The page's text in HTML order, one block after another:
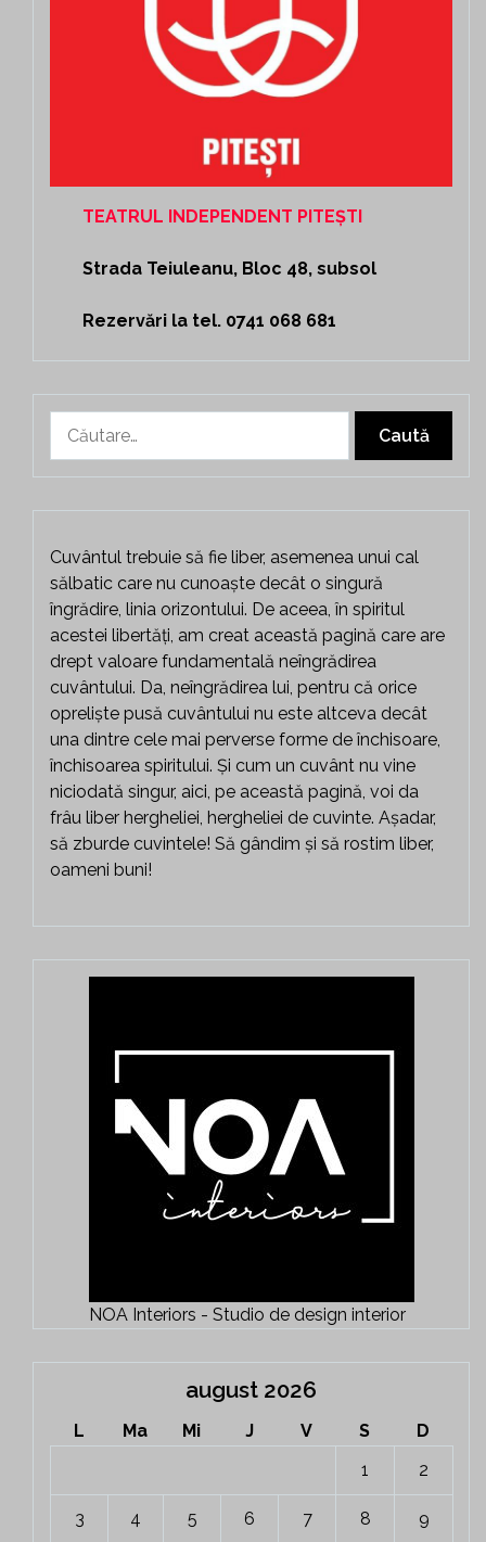
TEATRUL INDEPENDENT PITEȘTI
Strada Teiuleanu, Bloc 48, subsol
Rezervări la tel. 0741 068 681
după:
Cuvântul trebuie să fie liber, asemenea unui cal
sălbatic care nu cunoaște decât o singură
îngrădire, linia orizontului. De aceea, în spiritul
acestei libertăți, am creat această pagină care are
drept valoare fundamentală neîngrădirea
cuvântului. Da, neîngrădirea lui, pentru că orice
opreliște pusă cuvântului nu este altceva decât
una dintre cele mai perverse forme de închisoare,
închisoarea spiritului. Și cum un cuvânt nu vine
niciodată singur, aici, pe această pagină, voi da
frâu liber hergheliei, hergheliei de cuvinte. Așadar,
să zburde cuvintele! Să gândim și să rostim liber,
oameni buni!
NOA Interiors - Studio de design interior
august 2026
L Ma Mi J V S
D
1
2
3 4 5 6 7 8 9